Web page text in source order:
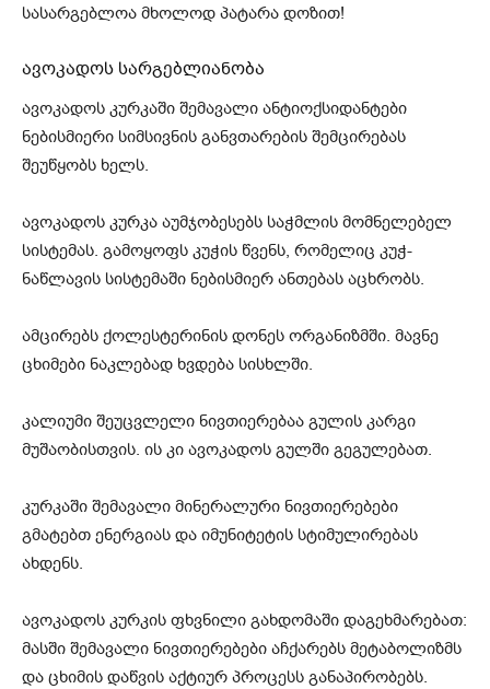
სასარგებლოა მხოლოდ პატარა დოზით!
ავოკადოს სარგებლიანობა
ავოკადოს კურკაში შემავალი ანტიოქსიდანტები
ნებისმიერი სიმსივნის განვთარების შემცირებას
შეუწყობს ხელს.
ავოკადოს კურკა აუმჯობესებს საჭმლის მომნელებელ
სისტემას. გამოყოფს კუჭის წვენს, რომელიც კუჭ-
ნაწლავის სისტემაში ნებისმიერ ანთებას აცხრობს.
ამცირებს ქოლესტერინის დონეს ორგანიზმში. მავნე
ცხიმები ნაკლებად ხვდება სისხლში.
კალიუმი შეუცვლელი ნივთიერებაა გულის კარგი
მუშაობისთვის. ის კი ავოკადოს გულში გეგულებათ.
კურკაში შემავალი მინერალური ნივთიერებები
გმატებთ ენერგიას და იმუნიტეტის სტიმულირებას
ახდენს.
ავოკადოს კურკის ფხვნილი გახდომაში დაგეხმარებათ:
მასში შემავალი ნივთიერებები აჩქარებს მეტაბოლიზმს
და ცხიმის დაწვის აქტიურ პროცესს განაპირობებს.